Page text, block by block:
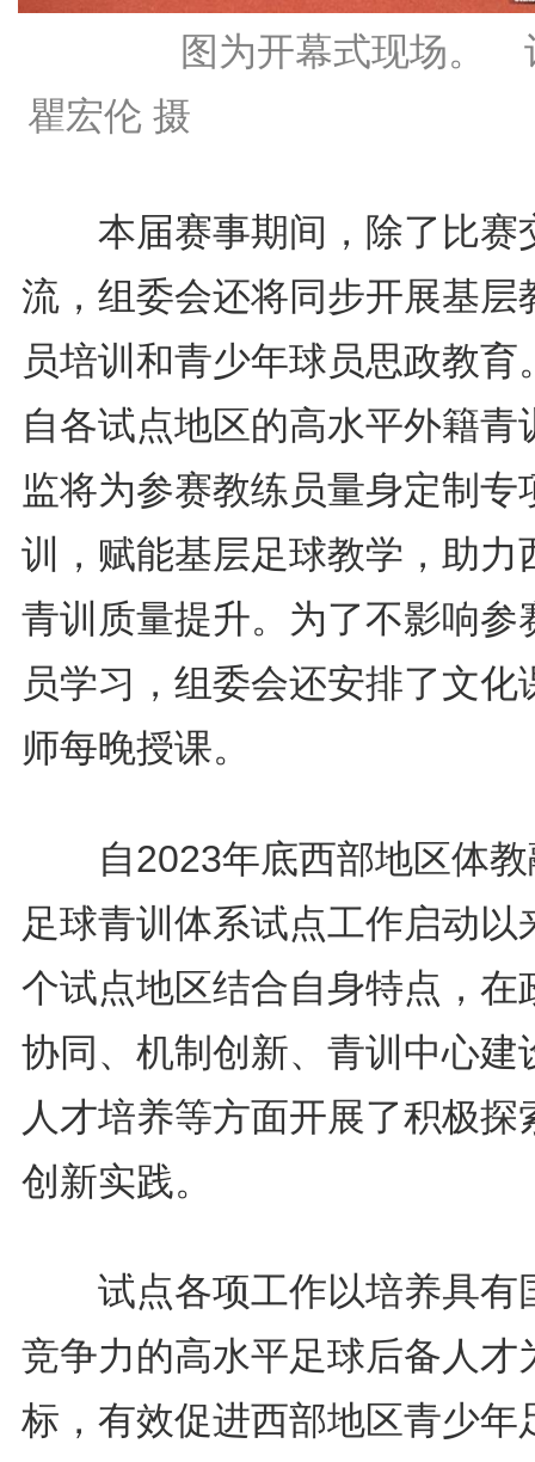
图为开幕式现场。
瞿宏伦 摄
本届赛事期间，除了比赛
流，组委会还将同步开展基层
员培训和青少年球员思政教育
自各试点地区的高水平外籍青
监将为参赛教练员量身定制专
训，赋能基层足球教学，助力
青训质量提升。为了不影响参
员学习，组委会还安排了文化
师每晚授课。
自2023年底西部地区体教
足球青训体系试点工作启动以
个试点地区结合自身特点，在
协同、机制创新、青训中心建
人才培养等方面开展了积极探
创新实践。
试点各项工作以培养具有
竞争力的高水平足球后备人才
标，有效促进西部地区青少年